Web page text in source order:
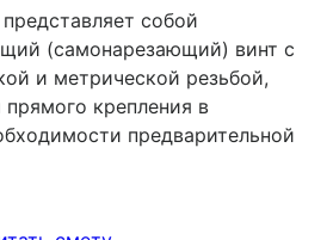
собой
(самонарезающий) винт с
и метрической резьбой,
крепления в
предварительной